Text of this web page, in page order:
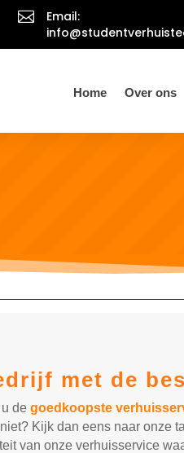

Email:
Home Over ons
met de
de goedkoopste
Kijk dan eens naar onze
van onze verhuisservice